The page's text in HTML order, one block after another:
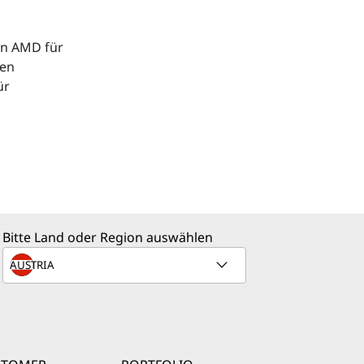
AMD für
Bitte Land oder Region auswählen